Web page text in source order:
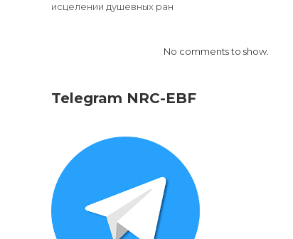
исцелении душевных ран
No comments to show.
Telegram NRC-EBF